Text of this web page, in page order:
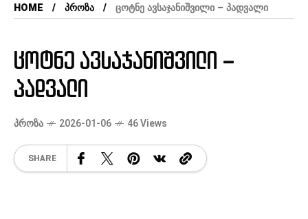
HOME ᲞᲠᲝᲖᲐ ᲪᲝᲢᲜᲔ ᲐᲕᲡᲐᲯᲐᲜᲘᲨᲕᲘᲚᲘ – ᲞᲐᲓᲕᲐᲚᲘ
ცოტნე ავსაჯანიშვილი –
პადვალი
ᲞᲠᲝᲖᲐ 2026-01-06 46 Views
SHARE